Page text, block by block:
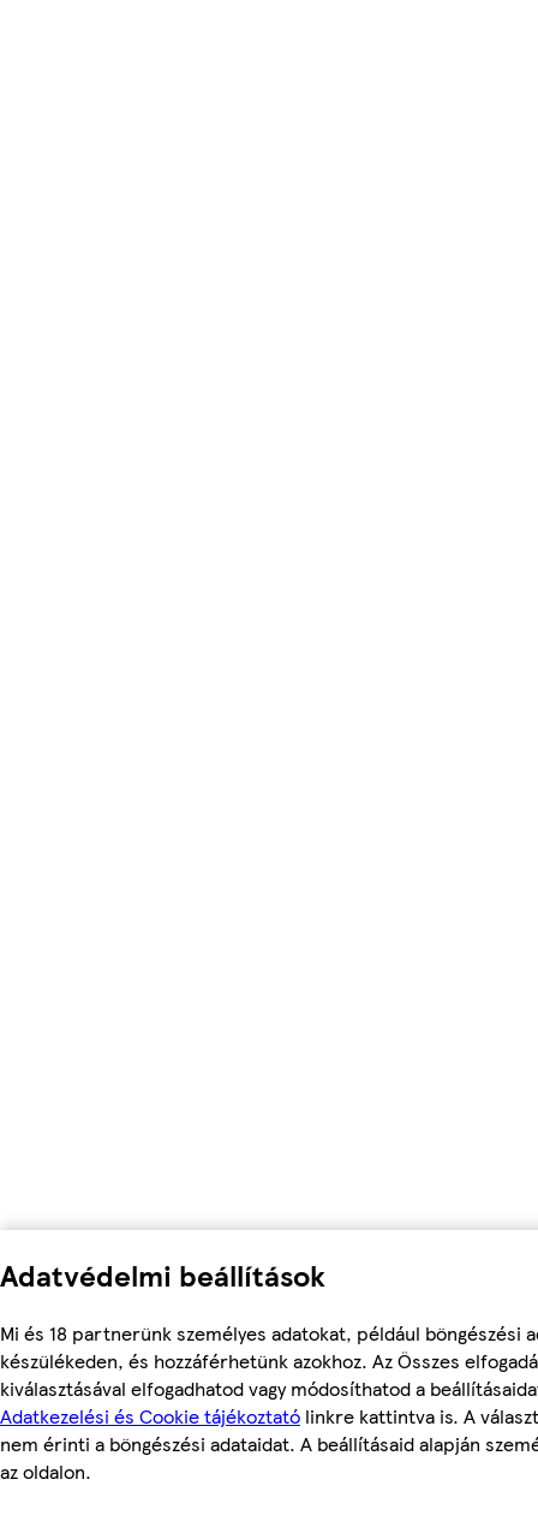
Adatvédelmi beállítások
Mi és 18 partnerünk személyes adatokat, például böngészési
készülékeden, és hozzáférhetünk azokhoz. Az Összes
kiválasztásával elfogadhatod vagy módosíthatod a
Adatkezelési és Cookie tájékoztató linkre kattintva is. A
nem érinti a böngészési adataidat. A beállításaid alapján
az oldalon.